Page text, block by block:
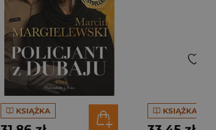
KSIĄŻKA KSIĄŻKA